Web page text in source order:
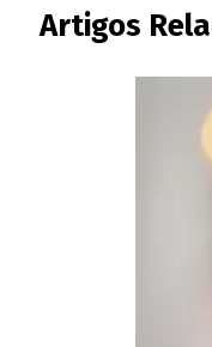
Artigos